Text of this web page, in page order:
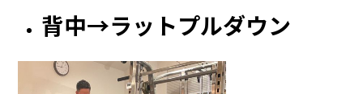
背中→ラットプルダウン